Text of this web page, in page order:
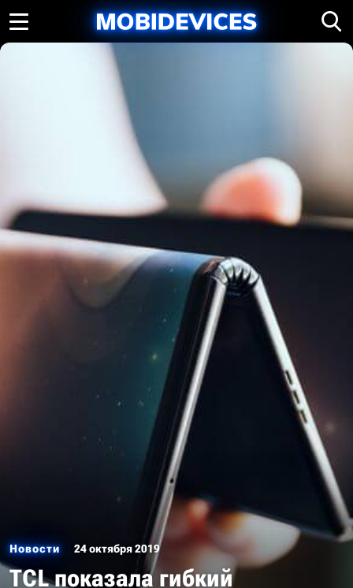
Новости 24 октября 2019
TCL показала гибкий